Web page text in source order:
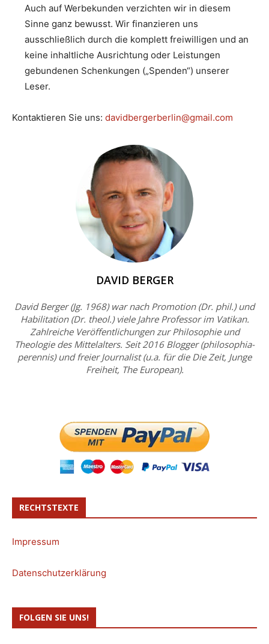
Auch auf Werbekunden verzichten wir in diesem
Sinne ganz bewusst. Wir finanzieren uns
ausschließlich durch die komplett freiwilligen und an
keine inhaltliche Ausrichtung oder Leistungen
gebundenen Schenkungen („Spenden“) unserer
Leser.
Kontaktieren Sie uns: davidbergerberlin@gmail.com
DAVID BERGER
David Berger (Jg. 1968) war nach Promotion (Dr. phil.) und
Habilitation (Dr. theol.) viele Jahre Professor im Vatikan.
Zahlreiche Veröffentlichungen zur Philosophie und
Theologie des Mittelalters. Seit 2016 Blogger (philosophia-
perennis) und freier Journalist (u.a. für die Die Zeit, Junge
Freiheit, The European).
RECHTSTEXTE
Impressum
Datenschutzerklärung
FOLGEN SIE UNS!